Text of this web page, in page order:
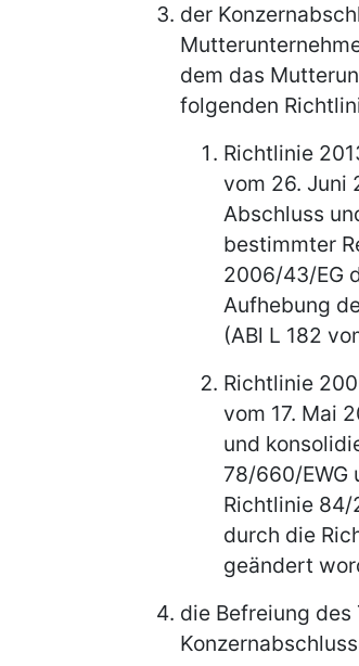
der
dem das
folgenden
Richtlinie
vom 26. Juni
Abschluss
bestimmter
2006/43/EG
Aufhebung
(ABl L 182
Richtlinie
vom 17. Mai
und
78/660/EWG
Richtlinie 84/
durch die
geändert
die Befreiung